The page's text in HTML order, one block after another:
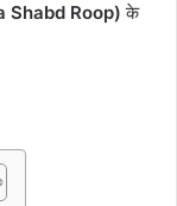
Shabd Roop) के